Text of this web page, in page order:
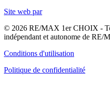
Site web par
© 2026 RE/MAX 1er CHOIX -
indépendant et autonome de RE/
Conditions d'utilisation
Politique de confidentialité